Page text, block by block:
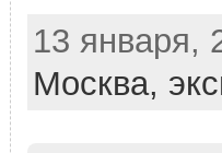
13 января,
Москва,